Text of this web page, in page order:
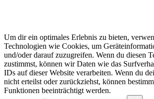
Um dir ein optimales Erlebnis zu bieten,
Technologien wie Cookies, um
und/oder darauf zuzugreifen. Wenn du diesen
zustimmst, können wir Daten wie das
IDs auf dieser Website verarbeiten. Wenn du
nicht erteilst oder zurückziehst, können
Funktionen beeinträchtigt werden.